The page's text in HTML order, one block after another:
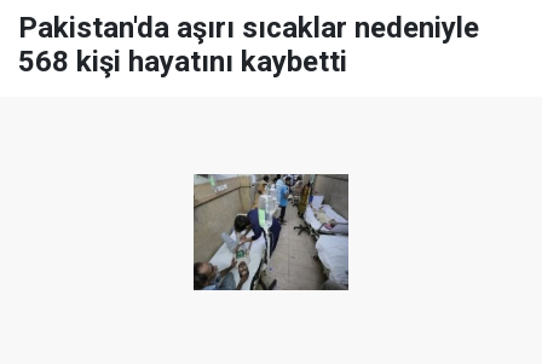
Pakistan'da aşırı sıcaklar nedeniyle
568 kişi hayatını kaybetti